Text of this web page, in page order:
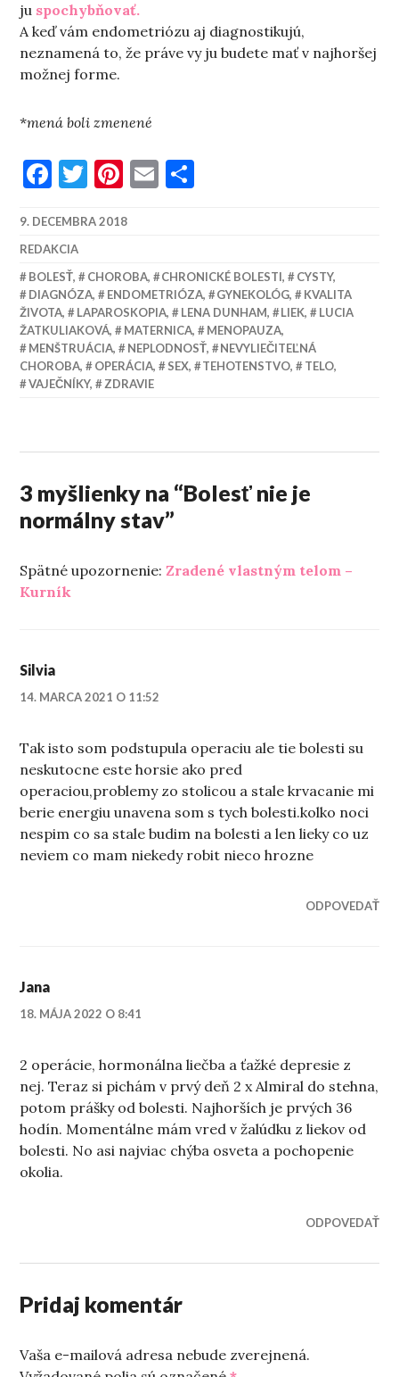
ju spochybňovať.
A keď vám endometriózu aj diagnostikujú,
neznamená to, že práve vy ju budete mať v najhoršej
možnej forme.
*mená boli zmenené
Facebook
Twitter
Pinterest
Email
9. DECEMBRA 2018
REDAKCIA
BOLESŤ, CHOROBA, CHRONICKÉ BOLESTI, CYSTY,
DIAGNÓZA, ENDOMETRIÓZA, GYNEKOLÓG,
KVALITA
ŽIVOTA, LAPAROSKOPIA, LENA DUNHAM, LIEK,
LUCIA
ŽATKULIAKOVÁ, MATERNICA, MENOPAUZA,
MENŠTRUÁCIA, NEPLODNOSŤ,
NEVYLIEČITEĽNÁ
CHOROBA, OPERÁCIA, SEX, TEHOTENSTVO, TELO,
VAJEČNÍKY, ZDRAVIE
3 myšlienky na “Bolesť nie je
normálny stav”
Spätné upozornenie: Zradené vlastným telom –
Kurník
Silvia
14. MARCA 2021 O 11:52
Tak isto som podstupula operaciu ale tie bolesti su
neskutocne este horsie ako pred
operaciou,problemy zo stolicou a stale krvacanie mi
berie energiu unavena som s tych bolesti.kolko noci
nespim co sa stale budim na bolesti a len lieky co uz
neviem co mam niekedy robit nieco hrozne
ODPOVEDAŤ
Jana
18. MÁJA 2022 O 8:41
2 operácie, hormonálna liečba a ťažké depresie z
nej. Teraz si pichám v prvý deň 2 x Almiral do stehna,
potom prášky od bolesti. Najhorších je prvých 36
hodín. Momentálne mám vred v žalúdku z liekov od
bolesti. No asi najviac chýba osveta a pochopenie
okolia.
ODPOVEDAŤ
Pridaj komentár
Vaša e-mailová adresa nebude zverejnená.